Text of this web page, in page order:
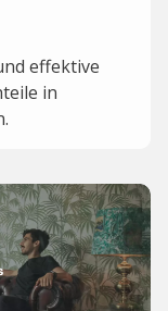
effektive
in